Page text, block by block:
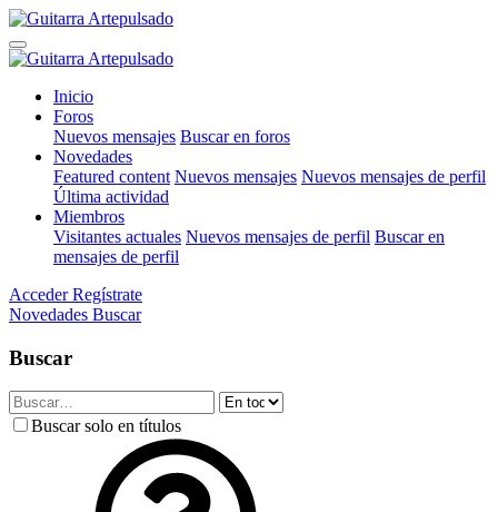
Inicio
Foros
Nuevos mensajes Buscar en foros
Novedades
Featured content Nuevos mensajes Nuevos mensajes de perfil
Última actividad
Miembros
Visitantes actuales Nuevos mensajes de perfil Buscar en
mensajes de perfil
Acceder Regístrate
Novedades Buscar
Buscar
Buscar solo en títulos